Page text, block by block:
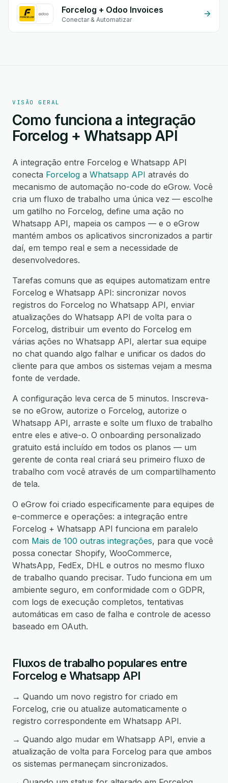
Forcelog + Odoo Invoices
Conectar & Automatizar
VISÃO GERAL
Como funciona a integração
Forcelog + Whatsapp API
A integração entre Forcelog e Whatsapp API
conecta Forcelog a Whatsapp API através do
mecanismo de automação no-code do eGrow. Você
cria um fluxo de trabalho uma única vez — escolhe
um gatilho no Forcelog, define uma ação no
Whatsapp API, mapeia os campos — e o eGrow
mantém ambos os aplicativos sincronizados a partir
daí, em tempo real e sem a necessidade de
desenvolvedores.
Tarefas comuns que as equipes automatizam entre
Forcelog e Whatsapp API: sincronizar novos
registros do Forcelog no Whatsapp API, enviar
atualizações do Whatsapp API de volta para o
Forcelog, distribuir um evento do Forcelog em
várias ações no Whatsapp API, alertar sua equipe
no chat quando algo falhar e unificar os dados do
cliente para que ambos os sistemas vejam a mesma
fonte de verdade.
A configuração leva cerca de 5 minutos. Inscreva-
se no eGrow, autorize o Forcelog, autorize o
Whatsapp API, arraste e solte um fluxo de trabalho
entre eles e ative-o. O onboarding personalizado
gratuito está incluído em todos os planos — um
gerente de conta real criará seu primeiro fluxo de
trabalho com você através de um compartilhamento
de tela.
O eGrow foi criado especificamente para equipes de
e-commerce e operações: a integração entre
Forcelog + Whatsapp API funciona em paralelo
com Mais de 100 outras integrações, para que você
possa conectar Shopify, WooCommerce,
WhatsApp, FedEx, DHL e outros no mesmo fluxo
de trabalho quando precisar. Tudo funciona em um
ambiente seguro, em conformidade com o GDPR,
com logs de execução completos, tentativas
automáticas em caso de falha e controle de acesso
baseado em OAuth.
Fluxos de trabalho populares entre
Forcelog e Whatsapp API
→ Quando um novo registro for criado em
Forcelog, crie ou atualize automaticamente o
registro correspondente em Whatsapp API.
→ Quando algo mudar em Whatsapp API, envie a
atualização de volta para Forcelog para que ambos
os sistemas permaneçam sincronizados.